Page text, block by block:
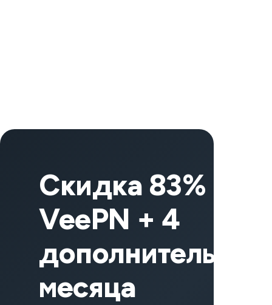
Скидка 83% на
VeePN + 4
дополнительных
месяца